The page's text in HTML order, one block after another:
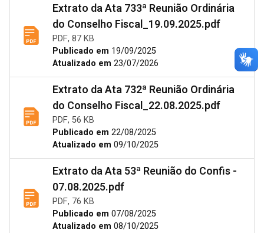
Extrato da Ata 733ª Reunião Ordinária
do Conselho Fiscal_19.09.2025.pdf
PDF, 87 KB
Publicado em 19/09/2025
Atualizado em 23/07/2026
Extrato da Ata 732ª Reunião Ordinária
do Conselho Fiscal_22.08.2025.pdf
PDF, 56 KB
Publicado em 22/08/2025
Atualizado em 09/10/2025
Extrato da Ata 53ª Reunião do Confis -
07.08.2025.pdf
PDF, 76 KB
Publicado em 07/08/2025
Atualizado em 08/10/2025